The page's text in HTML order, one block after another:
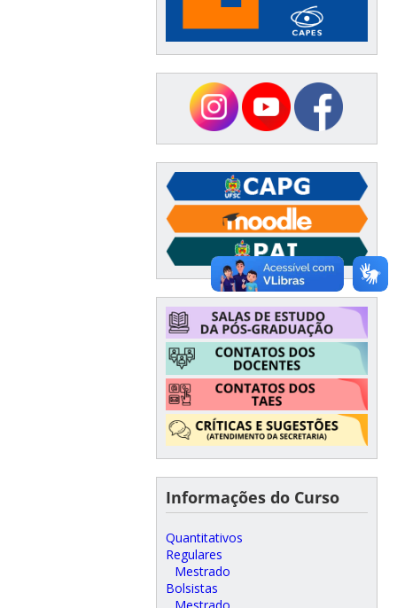
Informações do Curso
Quantitativos
Regulares
Mestrado
Bolsistas